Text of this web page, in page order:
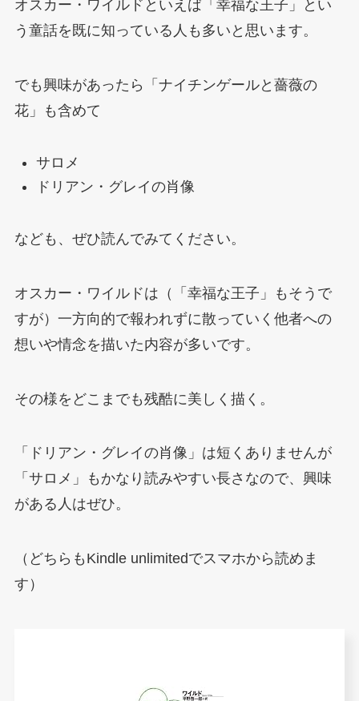
オスカー・ワイルドといえば「幸福な王子」とい
う童話を既に知っている人も多いと思います。
でも興味があったら「ナイチンゲールと薔薇の
花」も含めて
サロメ
ドリアン・グレイの肖像
なども、ぜひ読んでみてください。
オスカー・ワイルドは（「幸福な王子」もそうで
すが）一方向的で報われずに散っていく他者への
想いや情念を描いた内容が多いです。
その様をどこまでも残酷に美しく描く。
「ドリアン・グレイの肖像」は短くありませんが
「サロメ」もかなり読みやすい長さなので、興味
がある人はぜひ。
（どちらもKindle unlimitedでスマホから読めま
す）